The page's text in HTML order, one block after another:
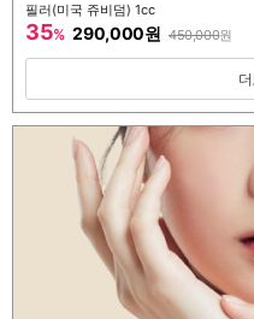
필러(미국 쥬비덤) 1cc
35% 290,000원 450,000원